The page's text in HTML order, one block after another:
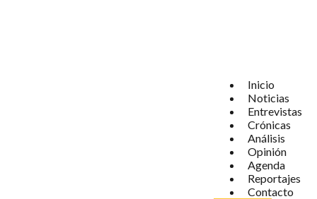
Inicio
Noticias
Entrevistas
Crónicas
Análisis
Opinión
Agenda
Reportajes
Contacto